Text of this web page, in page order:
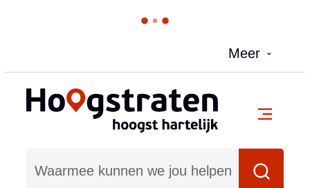
Meer
Hoogstraten
Zoeken
menu